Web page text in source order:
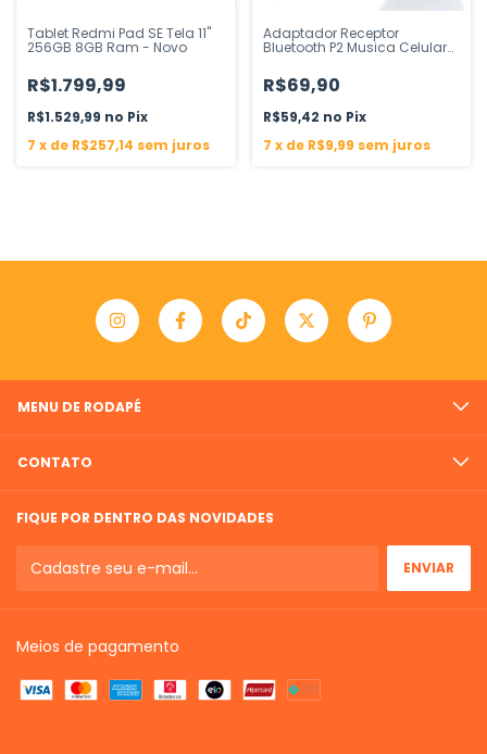
Tablet Redmi Pad SE Tela 11''
256GB 8GB Ram - Novo
R$1.799,99
R$1.529,99
Pix
7 x de R$257,14 sem juros
Adaptador Receptor
Bluetooth P2 Musica Celular
R$69,90
R$59,42
Pix
7 x de R$9,99 sem juros
MENU DE RODAPÉ
CONTATO
FIQUE POR DENTRO DAS NOVIDADES
Meios de pagamento